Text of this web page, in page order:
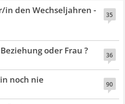
35
den Wechseljahren -
36
oder Frau ?
90
noch nie